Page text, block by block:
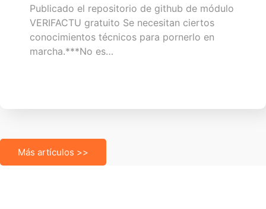
Publicado el repositorio de github de módulo
VERIFACTU gratuito Se necesitan ciertos
conocimientos técnicos para pornerlo en
marcha.***No es…
Más artículos >>